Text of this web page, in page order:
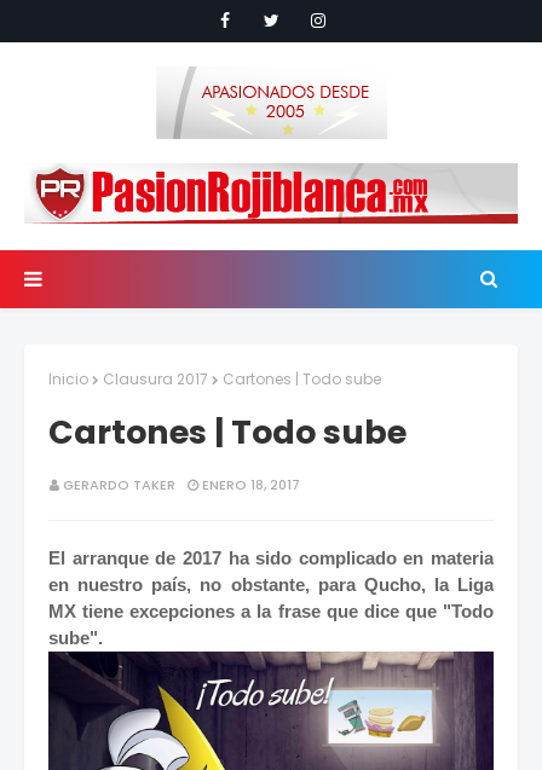
Inicio Clausura 2017 Cartones | Todo sube
Cartones | Todo sube
GERARDO TAKER ENERO 18, 2017
El arranque de 2017 ha sido complicado en materia
en nuestro país, no obstante, para Qucho, la Liga
MX tiene excepciones a la frase que dice que "Todo
sube".